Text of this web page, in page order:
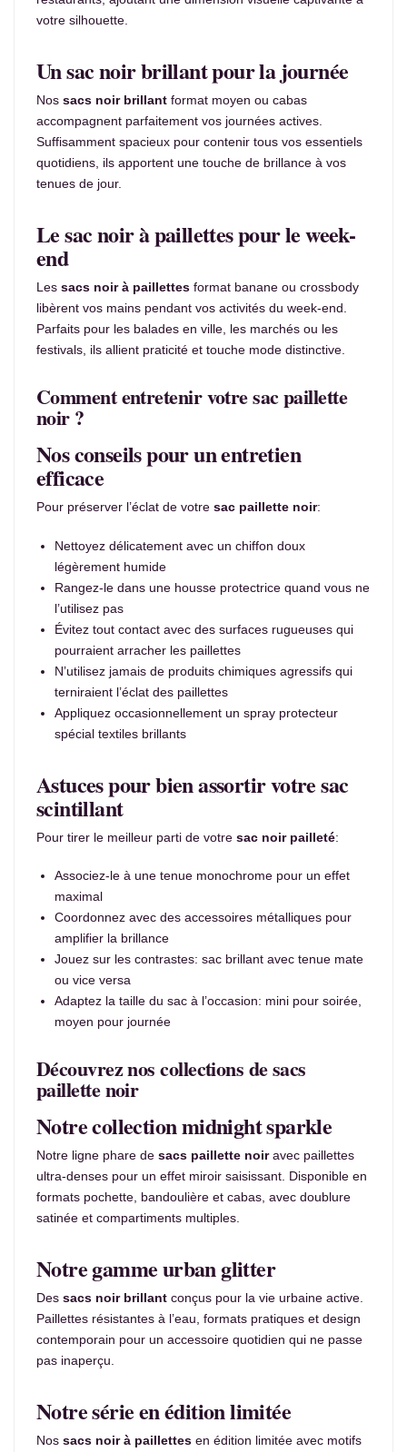
votre silhouette.
Un sac noir brillant pour la journée
Nos sacs noir brillant format moyen ou cabas
accompagnent parfaitement vos journées actives.
Suffisamment spacieux pour contenir tous vos essentiels
quotidiens, ils apportent une touche de brillance à vos
tenues de jour.
Le sac noir à paillettes pour le week-
end
Les sacs noir à paillettes format banane ou crossbody
libèrent vos mains pendant vos activités du week-end.
Parfaits pour les balades en ville, les marchés ou les
festivals, ils allient praticité et touche mode distinctive.
Comment entretenir votre sac paillette
noir ?
Nos conseils pour un entretien
efficace
Pour préserver l’éclat de votre sac paillette noir:
Nettoyez délicatement avec un chiffon doux
légèrement humide
Rangez-le dans une housse protectrice quand vous ne
l’utilisez pas
Évitez tout contact avec des surfaces rugueuses qui
pourraient arracher les paillettes
N’utilisez jamais de produits chimiques agressifs qui
terniraient l’éclat des paillettes
Appliquez occasionnellement un spray protecteur
spécial textiles brillants
Astuces pour bien assortir votre sac
scintillant
Pour tirer le meilleur parti de votre sac noir pailleté:
Associez-le à une tenue monochrome pour un effet
maximal
Coordonnez avec des accessoires métalliques pour
amplifier la brillance
Jouez sur les contrastes: sac brillant avec tenue mate
ou vice versa
Adaptez la taille du sac à l’occasion: mini pour soirée,
moyen pour journée
Découvrez nos collections de sacs
paillette noir
Notre collection midnight sparkle
Notre ligne phare de sacs paillette noiravec paillettes
ultra-denses pour un effet miroir saisissant. Disponible en
formats pochette, bandoulière et cabas, avec doublure
satinée et compartiments multiples.
Notre gamme urban glitter
Des sacs noir brillant conçus pour la vie urbaine active.
Paillettes résistantes à l’eau, formats pratiques et design
contemporain pour un accessoire quotidien qui ne passe
pas inaperçu.
Notre série en édition limitée
Nos sacs noir à paillettes en édition limitée avec motifs